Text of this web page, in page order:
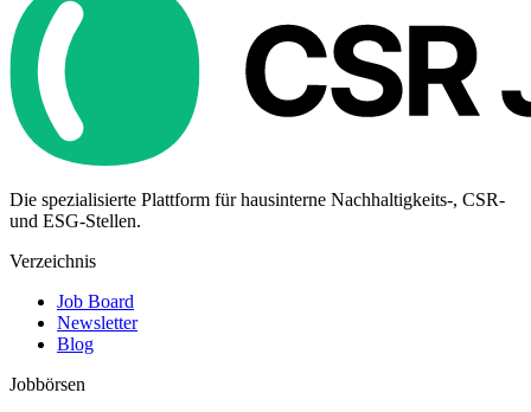
Die spezialisierte Plattform für hausinterne Nachhaltigkeits-, CSR-
und ESG-Stellen.
Verzeichnis
Job Board
Newsletter
Blog
Jobbörsen